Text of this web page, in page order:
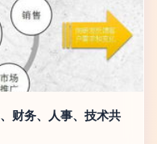
财务、人事、技术共